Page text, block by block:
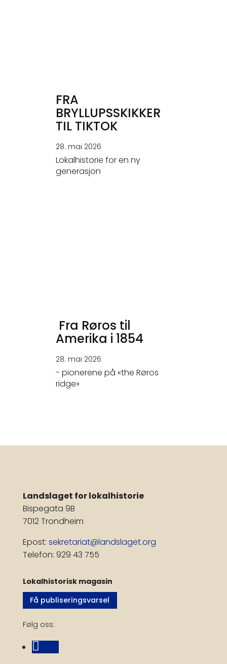
FRA
BRYLLUPSSKIKKER
TIL TIKTOK
28. mai 2026
Lokalhistorie for en ny
generasjon
Fra Røros til
Amerika i 1854
28. mai 2026
- pionerene på «the Røros
ridge»
Landslaget for lokalhistorie
Bispegata 9B
7012 Trondheim
Epost: sekretariat@landslaget.org
Telefon: 929 43 755
Lokalhistorisk magasin
Få publiseringsvarsel
Følg oss: